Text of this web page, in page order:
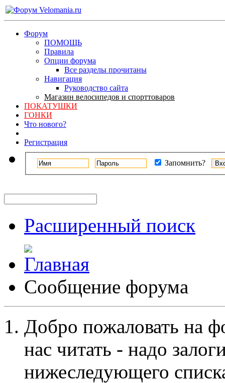
Форум
ПОМОЩЬ
Правила
Опции форума
Все разделы прочитаны
Навигация
Руководство сайта
Магазин велосипедов и спорттоваров
ПОКАТУШКИ
ГОНКИ
Что нового?
Регистрация
Запомнить?
Расширенный поиск
Сообщение форума
Добро пожаловать на
нас читать - надо
нижеследующего